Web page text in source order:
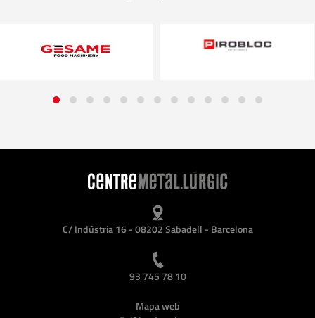
C/ Indústria 16 - 08202 Sabadell - Barcelona
93 745 78 10
Mapa web